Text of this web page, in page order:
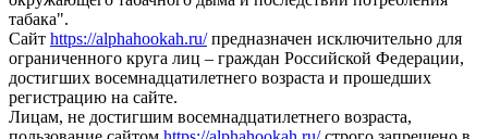
табака".
Сайт https://alphahookah.ru/предназначен исключительно для
ограниченного круга лиц – граждан Российской Федерации,
достигших восемнадцатилетнего возраста и прошедших
регистрацию на сайте.
Лицам, не достигшим восемнадцатилетнего возраста,